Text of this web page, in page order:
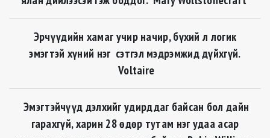
Эрчүүдийн хамаг учир начир, бүхий л логик
эмэгтэй хүний нэг сэтгэл мэдрэмжид дүйхгүй.
Voltaire
Эмэгтэйчүүд дэлхийг удирддаг байсан бол дайн
гарахгүй, харин 28 өдөр тутам нэг удаа асар